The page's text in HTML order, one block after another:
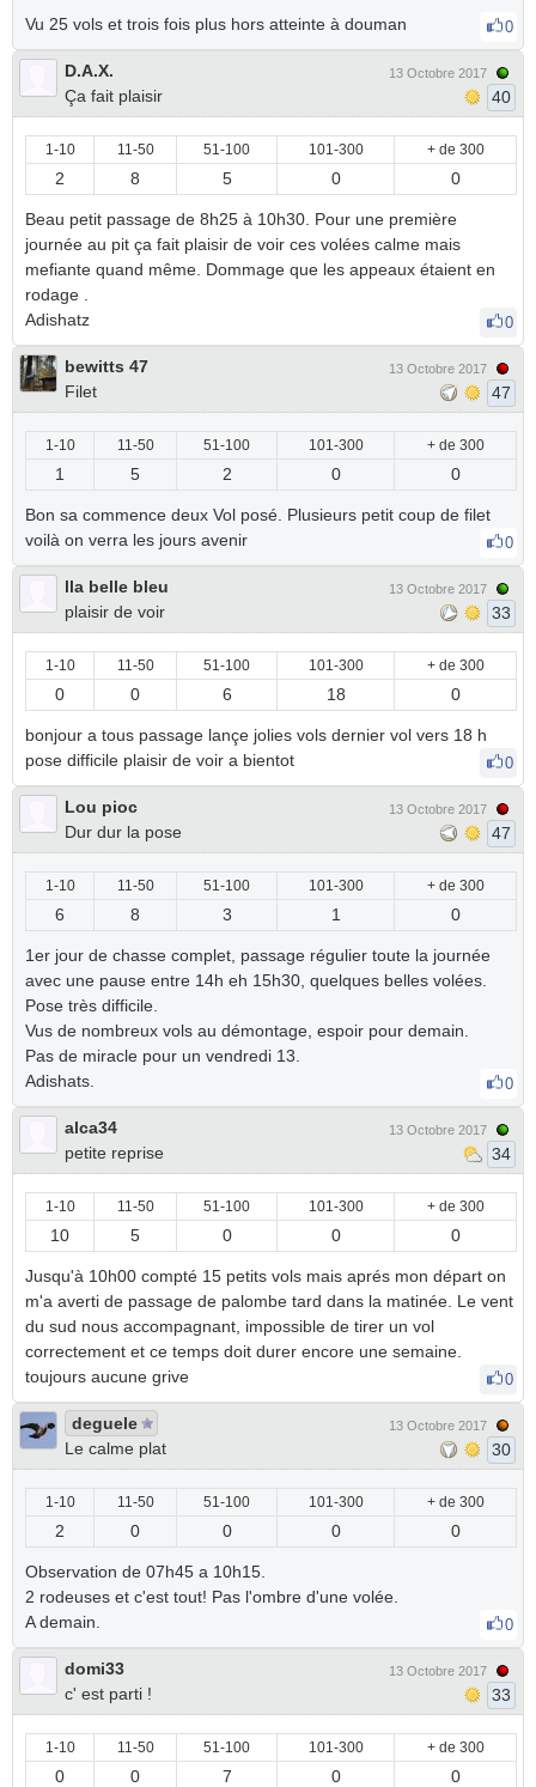
Vu 25 vols et trois fois plus hors atteinte à douman 0
D.A.X.
Ça fait plaisir
13 Octobre 2017
40
1-10 11-50 51-100 101-300 + de 300
2 8 5 0 0
Beau petit passage de 8h25 à 10h30. Pour une première
journée au pit ça fait plaisir de voir ces volées calme mais
mefiante quand même. Dommage que les appeaux étaient en
rodage .
Adishatz
0
bewitts 47
Filet
13 Octobre 2017
47
1-10 11-50 51-100 101-300 + de 300
1 5 2 0 0
Bon sa commence deux Vol posé. Plusieurs petit coup de filet
voilà on verra les jours avenir
0
lla belle bleu
plaisir de voir
13 Octobre 2017
33
1-10 11-50 51-100 101-300 + de 300
0 0 6 18 0
bonjour a tous passage lançe jolies vols dernier vol vers 18 h
pose difficile plaisir de voir a bientot
0
Lou pioc
Dur dur la pose
13 Octobre 2017
47
1-10 11-50 51-100 101-300 + de 300
6 8 3 1 0
1er jour de chasse complet, passage régulier toute la journée
avec une pause entre 14h eh 15h30, quelques belles volées.
Pose très difficile.
Vus de nombreux vols au démontage, espoir pour demain.
Pas de miracle pour un vendredi 13.
Adishats.
0
alca34
petite reprise
13 Octobre 2017
34
1-10 11-50 51-100 101-300 + de 300
10 5 0 0 0
Jusqu'à 10h00 compté 15 petits vols mais aprés mon départ on
m'a averti de passage de palombe tard dans la matinée. Le vent
du sud nous accompagnant, impossible de tirer un vol
correctement et ce temps doit durer encore une semaine.
toujours aucune grive
0
deguele
Le calme plat
13 Octobre 2017
30
1-10 11-50 51-100 101-300 + de 300
2 0 0 0 0
Observation de 07h45 a 10h15.
2 rodeuses et c'est tout! Pas l'ombre d'une volée.
A demain.
0
domi33
c' est parti !
13 Octobre 2017
33
1-10 11-50 51-100 101-300 + de 300
0 0 7 0 0